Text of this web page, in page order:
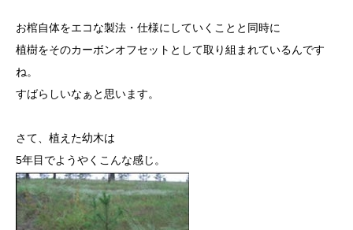
お棺自体をエコな製法・仕様にしていくことと同時に
植樹をそのカーボンオフセットとして取り組まれているんです
ね。
すばらしいなぁと思います。
さて、植えた幼木は
5年目でようやくこんな感じ。